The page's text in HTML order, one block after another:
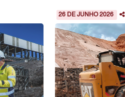
26 DE JUNHO 2026